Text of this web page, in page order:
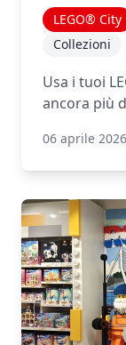
LEGO® City
Collezioni
Usa i tuoi
ancora più
06 aprile 2026